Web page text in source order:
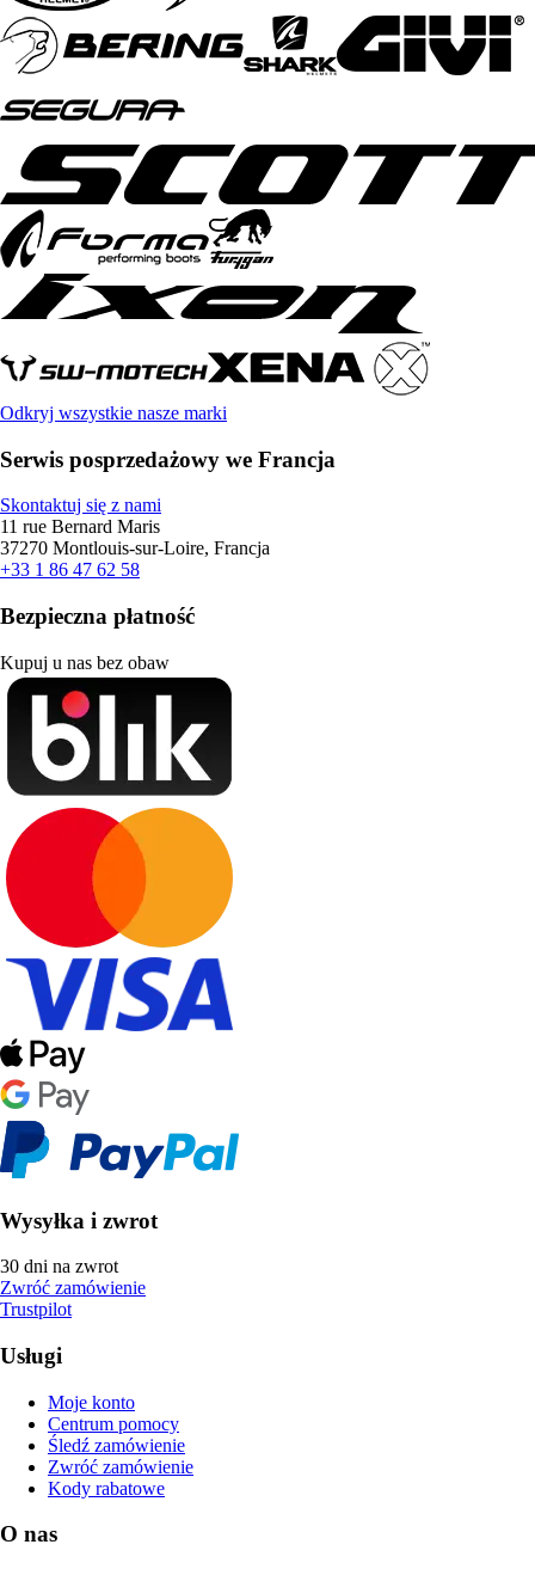
Odkryj wszystkie nasze marki
Serwis posprzedażowy we Francja
Skontaktuj się z nami
11 rue Bernard Maris
37270 Montlouis-sur-Loire, Francja
+33 1 86 47 62 58
Bezpieczna płatność
Kupuj u nas bez obaw
Wysyłka i zwrot
30 dni na zwrot
Zwróć zamówienie
Trustpilot
Usługi
Moje konto
Centrum pomocy
Śledź zamówienie
Zwróć zamówienie
Kody rabatowe
O nas